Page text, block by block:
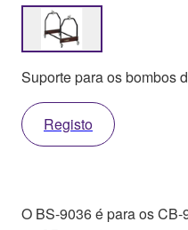
Suporte para os bombos
Registo
O BS-9036 é para os